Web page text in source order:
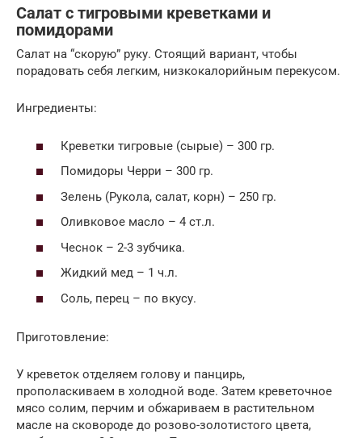
Салат с тигровыми креветками и
помидорами
Салат на “скорую” руку. Стоящий вариант, чтобы
порадовать себя легким, низкокалорийным перекусом.
Ингредиенты:
Креветки тигровые (сырые) – 300 гр.
Помидоры Черри – 300 гр.
Зелень (Рукола, салат, корн) – 250 гр.
Оливковое масло – 4 ст.л.
Чеснок – 2-3 зубчика.
Жидкий мед – 1 ч.л.
Соль, перец – по вкусу.
Приготовление:
У креветок отделяем голову и панцирь,
прополаскиваем в холодной воде. Затем креветочное
мясо солим, перчим и обжариваем в растительном
масле на сковороде до розово-золотистого цвета,